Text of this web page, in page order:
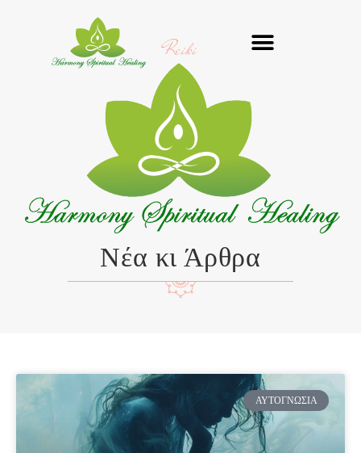
Reiki
Νέα κι Άρθρα
ΑΥΤΟΓΝΩΣΊΑ
PagePage Page